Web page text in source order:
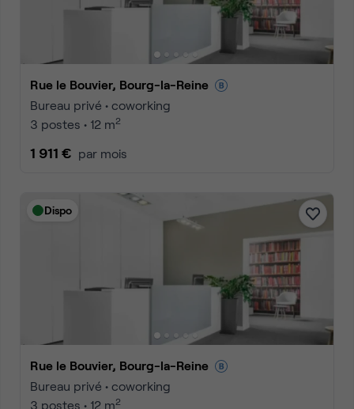
Rue le Bouvier, Bourg-la-Reine
Bureau privé • coworking
3 postes • 12 m2
1 911 € par mois
Dispo
Rue le Bouvier, Bourg-la-Reine
Bureau privé • coworking
3 postes • 12 m2